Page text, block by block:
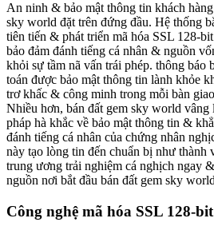
An ninh & bảo mật thông tin khách
sky world đặt trên đứng đầu. Hệ thống
tiên tiến & phát triển mã hóa SSL 128-
bảo đảm đánh tiếng cá nhân & nguồn
khỏi sự tầm nã vấn trái phép. thông báo
toán được bảo mật thông tin lành khỏe
trơ khấc & công minh trong mỗi bàn
Nhiều hơn, bán đất gem sky world vâng
pháp hà khắc về bảo mật thông tin &
đánh tiếng cá nhân của chứng nhân
này tạo lòng tin đến chuẩn bị như thành
trung ương trải nghiệm cá nghịch ngay
nguồn nơi bắt đầu bán đất gem sky
Công nghệ mã hóa SSL 128-bit